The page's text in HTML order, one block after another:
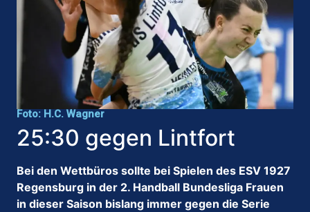
Foto: H.C. Wagner
25:30 gegen Lintfort
Bei den Wettbüros sollte bei Spielen des ESV 1927
Regensburg in der 2. Handball Bundesliga Frauen
in dieser Saison bislang immer gegen die Serie